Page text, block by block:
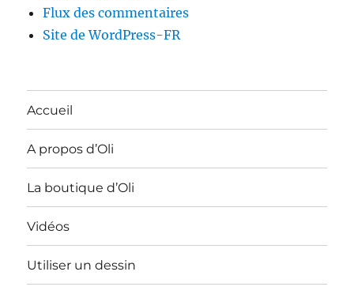
Flux des commentaires
Site de WordPress-FR
Accueil
A propos d’Oli
La boutique d’Oli
Vidéos
Utiliser un dessin